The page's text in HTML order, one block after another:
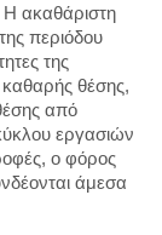
ακαθάριστη
περιόδου
της
καθαρής θέσης,
από
εργασιών
ο φόρος
άμεσα